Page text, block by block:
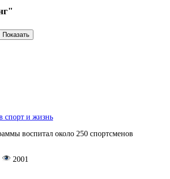
Показать
спорт и жизнь
воспитал около 250 спортсменов
2001